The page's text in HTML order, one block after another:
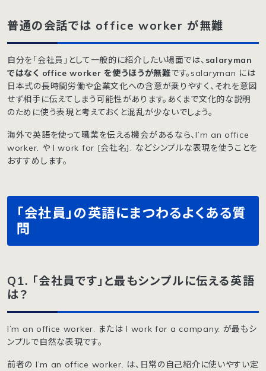
普通の会話では office worker が無難
自分を「会社員」として一般的に紹介したい場面では、 salaryman
ではなく office worker を使うほうが無難です。salaryman には
日本式の長時間労働や企業文化への含意が乗りやすく、それを意図
せず相手に伝えてしまう可能性があります。あくまで文化的な説明
のために使う表現と考えておくと混乱が少ないでしょう。
海外で英語を使って職業を伝える機会があるなら、I’m an office
worker. や I work for [会社名]. などシンプルな表現を使うことを
おすすめします。
「会社員」の英語にまつわるよくある質
問
Q1. 「会社員です」と最もシンプルに伝える英語
は？
I’m an office worker. または I work for a company. が最もシ
ンプルで自然な表現です。
前者の I’m an office worker. は、日常の自己紹介に使いやすい定